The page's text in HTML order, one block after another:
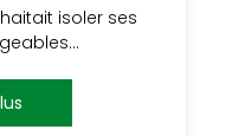
isoler ses